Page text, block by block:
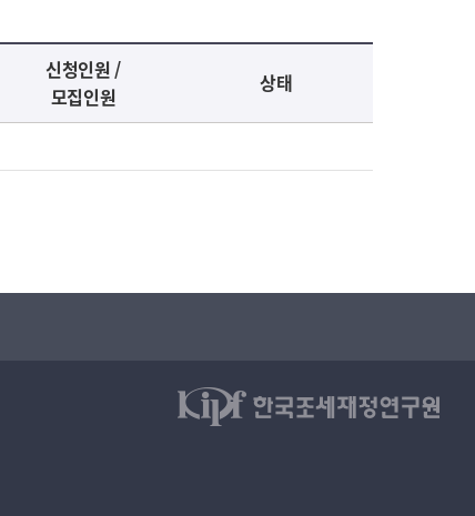
신청인원 /
모집인원
상태